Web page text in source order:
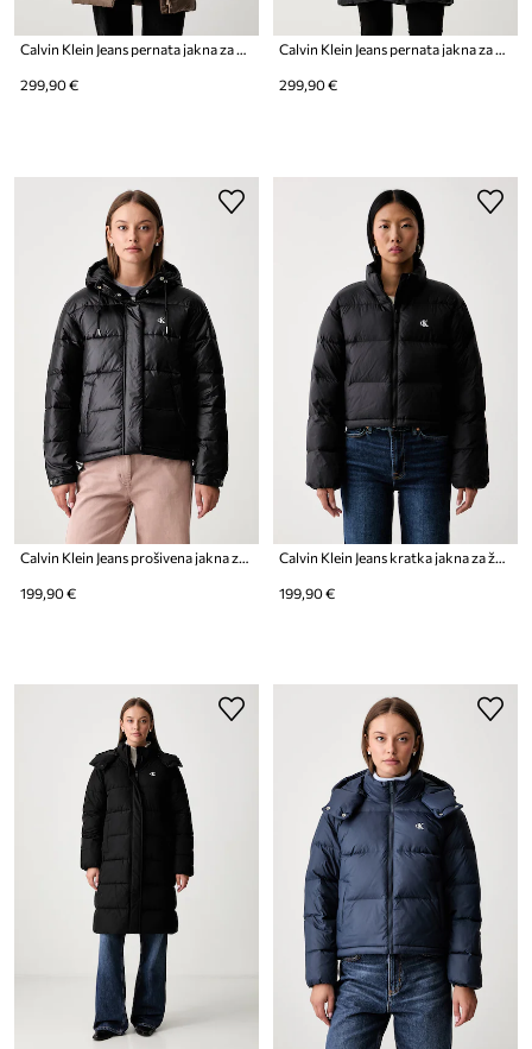
Calvin Klein Jeans pernata jakna za žene
299,90 €
Calvin Klein Jeans pernata jakna za žene
299,90 €
199,90 € 199,90 €